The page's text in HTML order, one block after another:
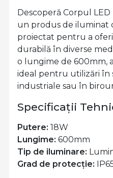
Descoperă Corpul
un produs de iluminat
proiectat pentru a
durabilă în diverse
o lungime de 600mm,
ideal pentru utilizări în
industriale sau în
Specificații
Putere: 18W
Lungime: 600mm
Tip de iluminare:
Grad de protecție: